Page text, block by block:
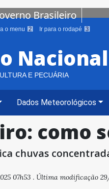
Brasileiro
o menu 2 Ir para o rodapé 3
E PECUÁRIA
Dados Meteorológicos
como
chuvas
07h53 . Última modificação